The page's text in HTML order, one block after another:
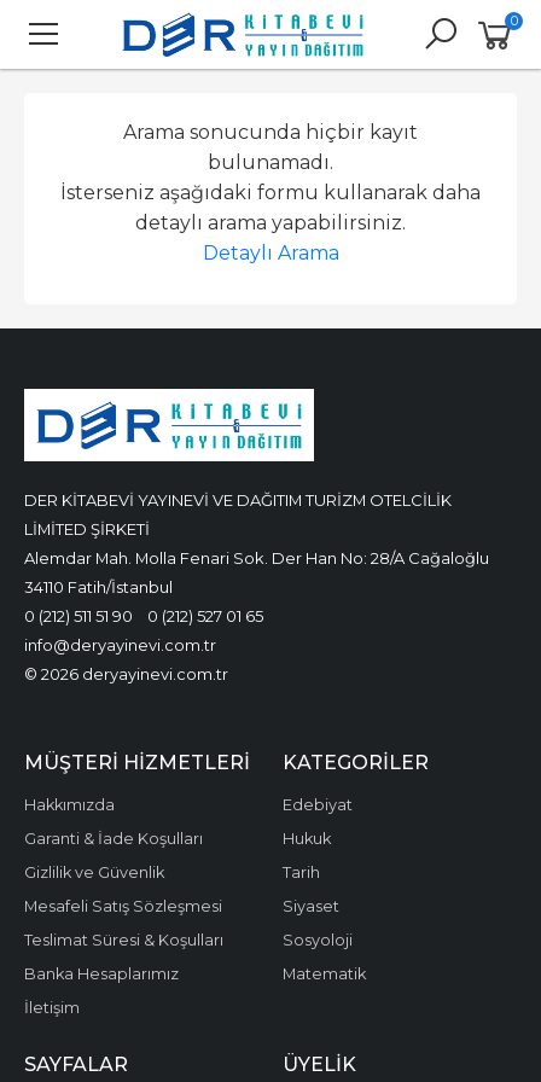
0
Arama sonucunda hiçbir kayıt
bulunamadı.
İsterseniz aşağıdaki formu kullanarak daha
detaylı arama yapabilirsiniz.
Detaylı Arama
DER KİTABEVİ YAYINEVİ VE DAĞITIM TURİZM OTELCİLİK
LİMİTED ŞİRKETİ
Alemdar Mah. Molla Fenari Sok. Der Han No: 28/A Cağaloğlu
34110 Fatih/İstanbul
0 (212) 511 51 90
0 (212) 527 01 65
info@deryayinevi.com.tr
© 2026 deryayinevi.com.tr
MÜŞTERI HIZMETLERI
Hakkımızda
Garanti & İade Koşulları
Gizlilik ve Güvenlik
Mesafeli Satış Sözleşmesi
Teslimat Süresi & Koşulları
Banka Hesaplarımız
İletişim
KATEGORILER
Edebiyat
Hukuk
Tarih
Siyaset
Sosyoloji
Matematik
SAYFALAR ÜYELIK